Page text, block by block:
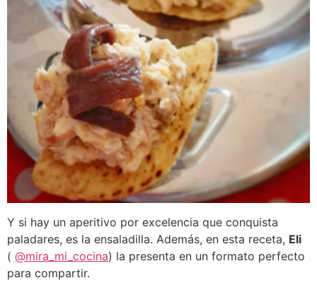
Y si hay un aperitivo por excelencia que conquista
paladares, es la ensaladilla. Además, en esta receta, Eli
( @mira_mi_cocina) la presenta en un formato perfecto
para compartir.